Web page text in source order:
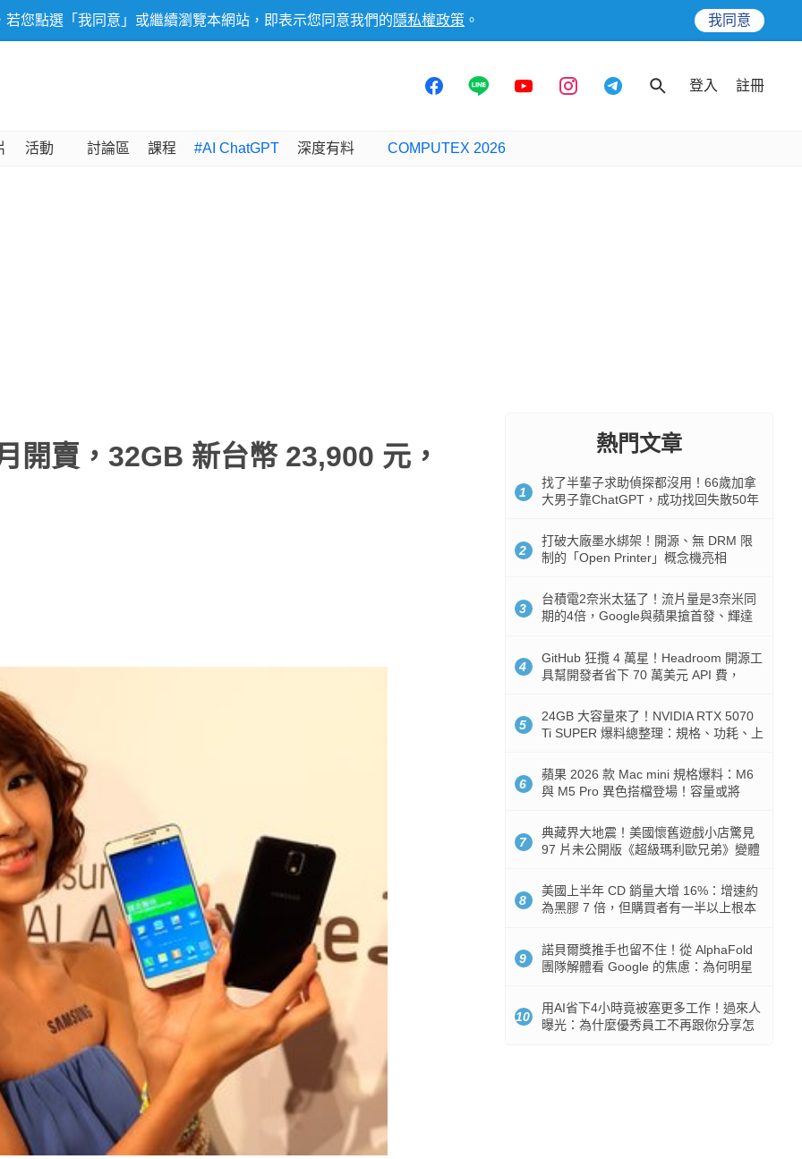
您點選「我同意」或繼續瀏覽本網站，即表示您同意我們的 隱私權政策 。 我同意
登入 註冊
活動 討論區 課程 #AI ChatGPT 深度有料 COMPUTEX 2026
賣，32GB 新台幣 23,900 元， 熱門文章
1
找了半輩子求助偵探都沒用！66歲加拿
大男子靠ChatGPT，成功找回失散50年
2
打破大廠墨水綁架！開源、無 DRM 限
制的「Open Printer」概念機亮相
3
台積電2奈米太猛了！流片量是3奈米同
期的4倍，Google與蘋果搶首發、輝達
4
GitHub 狂攬 4 萬星！Headroom 開源工
具幫開發者省下 70 萬美元 API 費，
5
24GB 大容量來了！NVIDIA RTX 5070
Ti SUPER 爆料總整理：規格、功耗、上
6
蘋果 2026 款 Mac mini 規格爆料：M6
與 M5 Pro 異色搭檔登場！容量或將
7
典藏界大地震！美國懷舊遊戲小店驚見
97 片未公開版《超級瑪利歐兄弟》變體
8
美國上半年 CD 銷量大增 16%：增速約
為黑膠 7 倍，但購買者有一半以上根本
9
諾貝爾獎推手也留不住！從 AlphaFold
團隊解體看 Google 的焦慮：為何明星
10
用AI省下4小時竟被塞更多工作！過來人
曝光：為什麼優秀員工不再跟你分享怎